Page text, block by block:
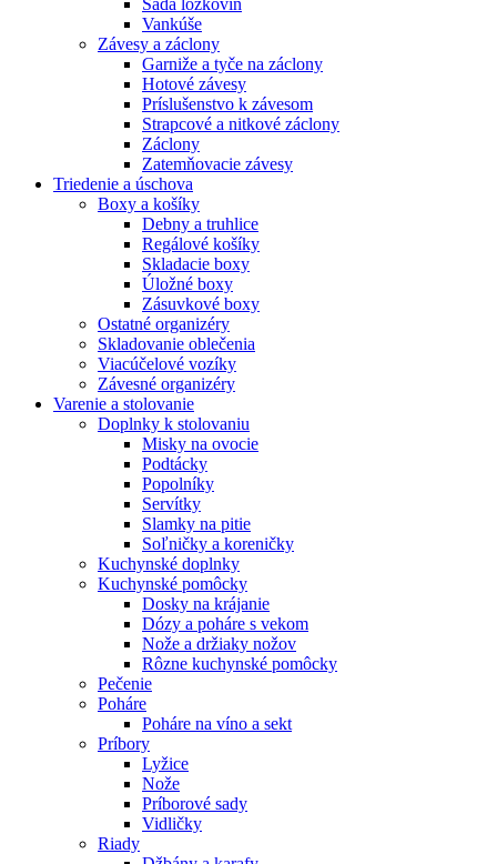
Vankúše
Závesy a záclony
Garniže a tyče na záclony
Hotové závesy
Príslušenstvo k závesom
Strapcové a nitkové záclony
Záclony
Zatemňovacie závesy
Triedenie a úschova
Boxy a košíky
Debny a truhlice
Regálové košíky
Skladacie boxy
Úložné boxy
Zásuvkové boxy
Ostatné organizéry
Skladovanie oblečenia
Viacúčelové vozíky
Závesné organizéry
Varenie a stolovanie
Doplnky k stolovaniu
Misky na ovocie
Podtácky
Popolníky
Servítky
Slamky na pitie
Soľničky a koreničky
Kuchynské doplnky
Kuchynské pomôcky
Dosky na krájanie
Dózy a poháre s vekom
Nože a držiaky nožov
Rôzne kuchynské pomôcky
Pečenie
Poháre
Poháre na víno a sekt
Príbory
Lyžice
Nože
Príborové sady
Vidličky
Riady